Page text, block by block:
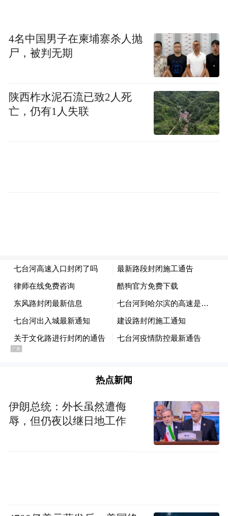
特此通告。
七台河市城市管理综合执法局
“特别声明：以上作品内容(包括在内的视频、图片或音
频)为凤凰网旗下自媒体平台“大风号”用户上传并发
布，本平台仅提供信息存储空间服务。
Notice: The content above (including the videos,
pictures and audios if any) is uploaded and posted
by the user of Dafeng Hao, which is a social media
platform and merely provides information storage
space services.”
4名中国男子在柬埔寨杀人抛
尸，被判无期
陕西柞水泥石流已致2人死
亡，仍有1人失联
热点新闻
伊朗总统：外长虽然遭侮
辱，但仍夜以继日地工作